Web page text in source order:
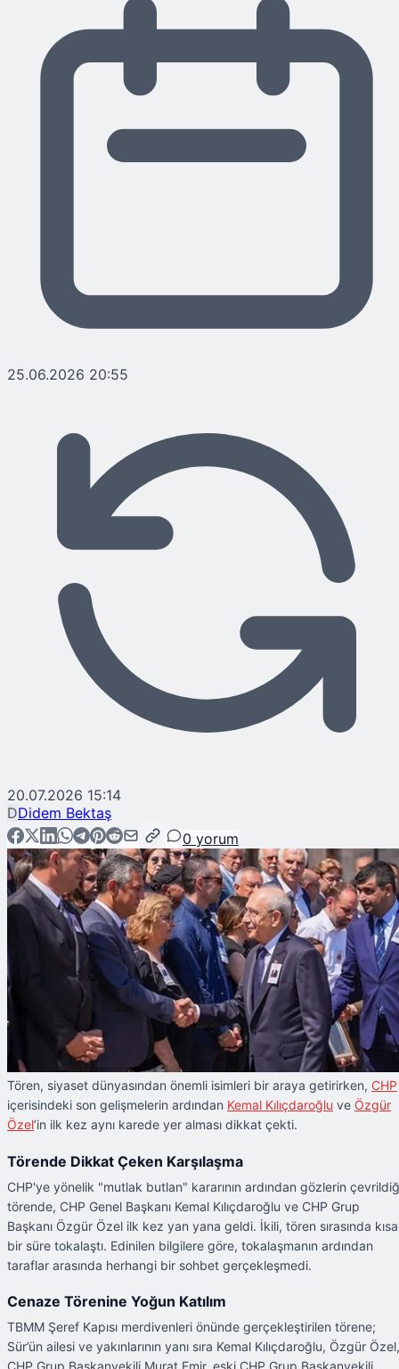
25.06.2026 20:55
20.07.2026 15:14
DDidem Bektaş
0 yorum
Tören, siyaset dünyasından önemli isimleri bir araya getirirken, CHP
içerisindeki son gelişmelerin ardından Kemal Kılıçdaroğlu ve Özgür
Özel’in ilk kez aynı karede yer alması dikkat çekti.
Törende Dikkat Çeken Karşılaşma
CHP'ye yönelik "mutlak butlan" kararının ardından gözlerin
törende, CHP Genel Başkanı Kemal Kılıçdaroğlu ve CHP Grup
Başkanı Özgür Özel ilk kez yan yana geldi. İkili, tören sırasında kısa
bir süre tokalaştı. Edinilen bilgilere göre, tokalaşmanın ardından
taraflar arasında herhangi bir sohbet gerçekleşmedi.
Cenaze Törenine Yoğun Katılım
TBMM Şeref Kapısı merdivenleri önünde gerçekleştirilen törene;
Sür’ün ailesi ve yakınlarının yanı sıra Kemal Kılıçdaroğlu, Özgür Özel,
CHP Grup Başkanvekili Murat Emir, eski CHP Grup Başkanvekili